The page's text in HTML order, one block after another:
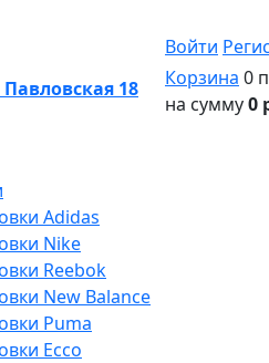
18
Войти
Корзина 0
на сумму0
Adidas
Nike
Reebok
New Balance
Puma
Ecco